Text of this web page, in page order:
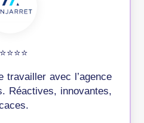
travailler avec l’agence
Réactives, innovantes,